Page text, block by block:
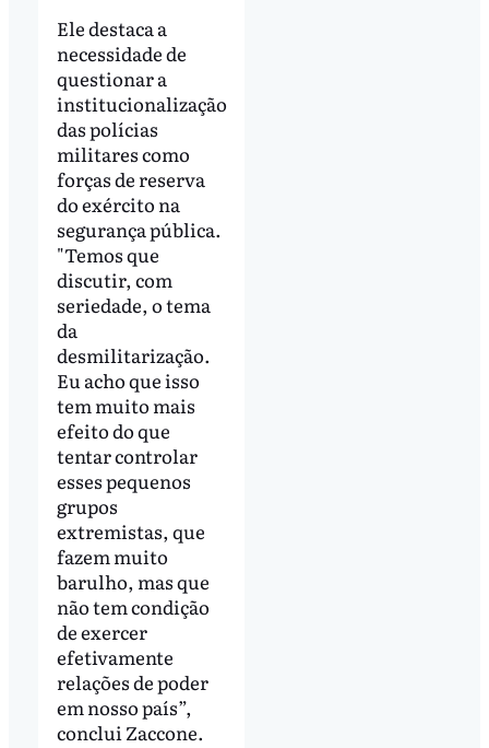
Ele destaca a
necessidade de
questionar a
institucionalização
das polícias
militares como
forças de reserva
do exército na
segurança pública.
"Temos que
discutir, com
seriedade, o tema
da
desmilitarização.
Eu acho que isso
tem muito mais
efeito do que
tentar controlar
esses pequenos
grupos
extremistas, que
fazem muito
barulho, mas que
não tem condição
de exercer
efetivamente
relações de poder
em nosso país”,
conclui Zaccone.